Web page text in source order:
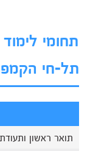
תחומי
תל-חי
תואר ראשון